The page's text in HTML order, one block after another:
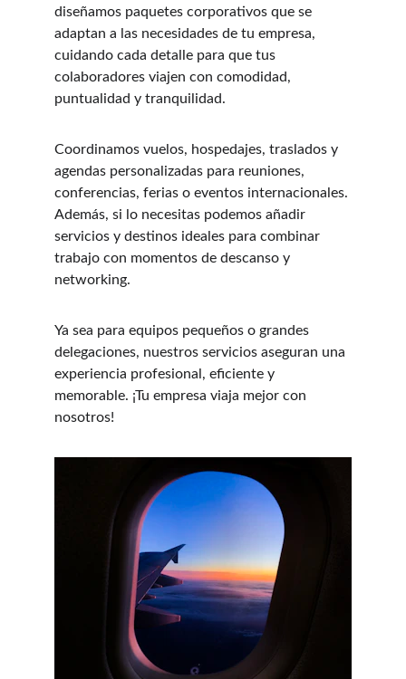
diseñamos paquetes corporativos que se
adaptan a las necesidades de tu empresa,
cuidando cada detalle para que tus
colaboradores viajen con comodidad,
puntualidad y tranquilidad.
Coordinamos vuelos, hospedajes, traslados y
agendas personalizadas para reuniones,
conferencias, ferias o eventos internacionales.
Además, si lo necesitas podemos añadir
servicios y destinos ideales para combinar
trabajo con momentos de descanso y
networking.
Ya sea para equipos pequeños o grandes
delegaciones, nuestros servicios aseguran una
experiencia profesional, eficiente y
memorable. ¡Tu empresa viaja mejor con
nosotros!